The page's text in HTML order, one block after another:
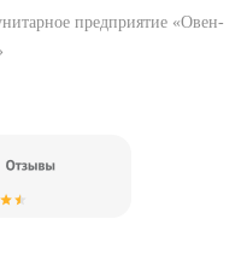
предприятие «Овен-